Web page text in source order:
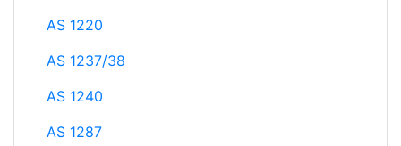
AS 1220
AS 1237/38
AS 1240
AS 1287